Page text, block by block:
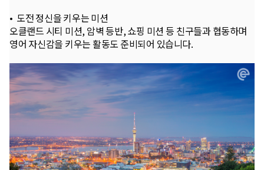
• 도전 정신을 키우는 미션
오클랜드 시티 미션, 암벽 등반, 쇼핑 미션 등 친구들과 협동하며
영어 자신감을 키우는 활동도 준비되어 있습니다.